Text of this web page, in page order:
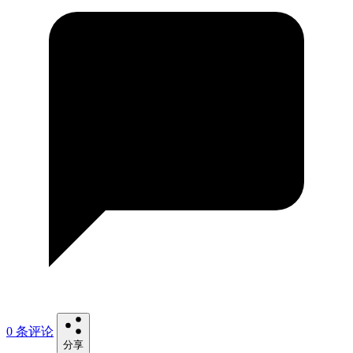
0 条评论
分享